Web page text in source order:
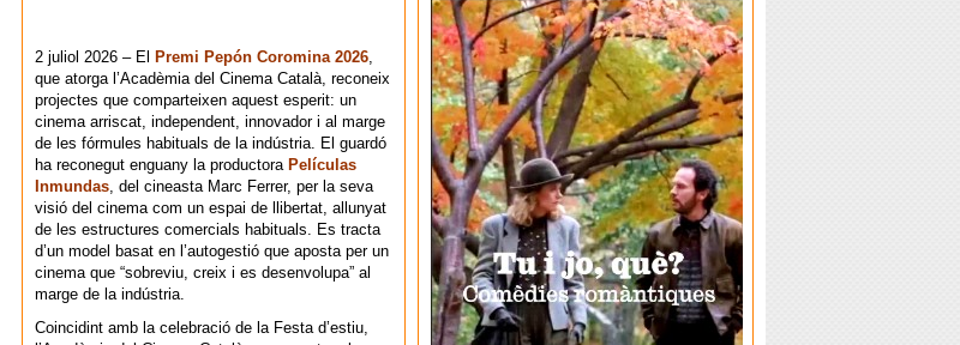
2 juliol 2026 – El Premi Pepón Coromina 2026,
que atorga l’Acadèmia del Cinema Català, reconeix
projectes que comparteixen aquest esperit: un
cinema arriscat, independent, innovador i al marge
de les fórmules habituals de la indústria. El guardó
ha reconegut enguany la productora Películas
Inmundas, del cineasta Marc Ferrer, per la seva
visió del cinema com un espai de llibertat, allunyat
de les estructures comercials habituals. Es tracta
d’un model basat en l’autogestió que aposta per un
cinema que “sobreviu, creix i es desenvolupa” al
marge de la indústria.
Coincidint amb la celebració de la Festa d’estiu,